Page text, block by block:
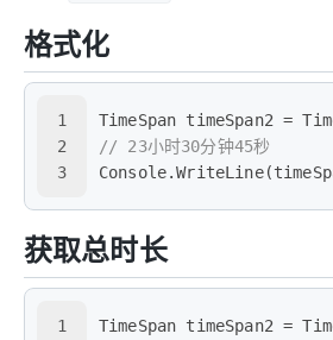
格式化
1
2
3
TimeSpan timeSpan2 =
// 23小时30分钟45秒
获取总时长
1
TimeSpan timeSpan2 =